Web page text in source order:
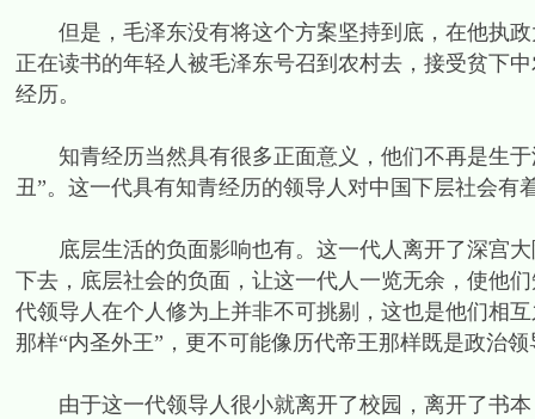
但是，毛泽东没有将这个方案坚持到底，在他执政
正在读书的年轻人被毛泽东号召到农村去，接受贫下
经历。
知青经历当然具有很多正面意义，他们不再是生于
丑”。这一代具有知青经历的领导人对中国下层社会有
底层生活的负面影响也有。这一代人离开了深宫大
下去，底层社会的负面，让这一代人一览无余，使他
代领导人在个人修为上并非不可挑剔，这也是他们相
那样“内圣外王”，更不可能像历代帝王那样既是政治
由于这一代领导人很小就离开了校园，离开了书本